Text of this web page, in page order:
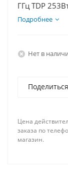
ГГц TDP
E D5,
Подробнее
Нет в
Поделиться
Цена
заказа по
магазин.